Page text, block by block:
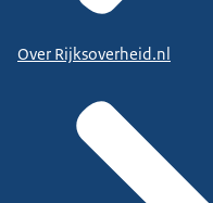
Over Rijksoverheid.nl